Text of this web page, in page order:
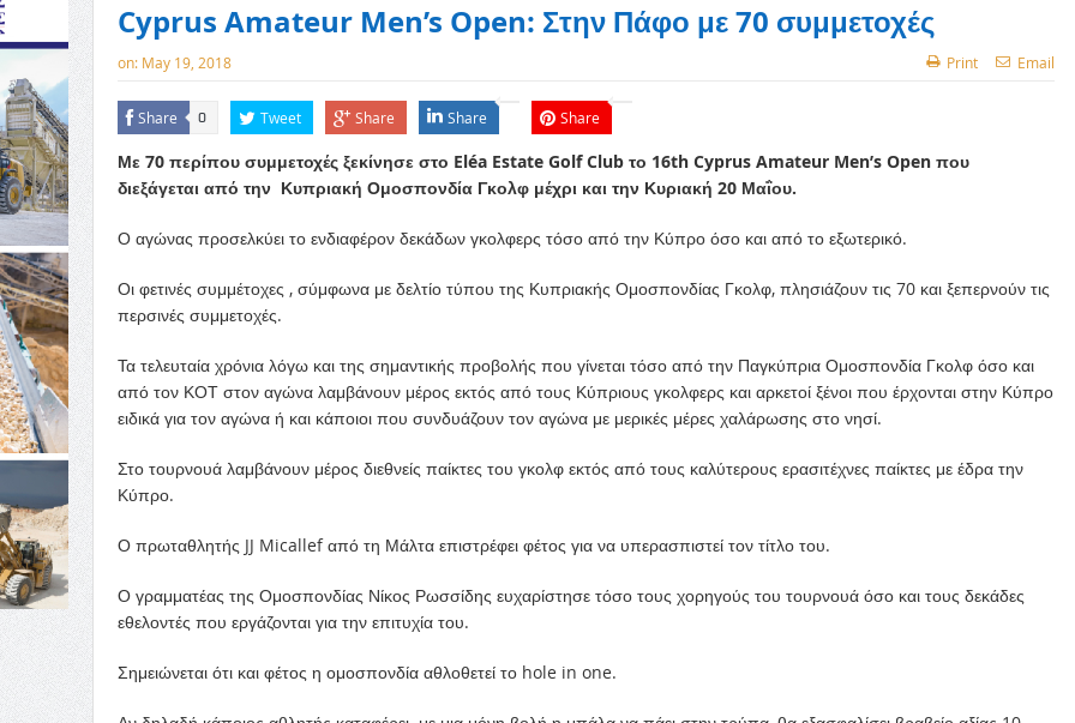
Cyprus Amateur Men’s Open: Στην Πάφο με 70 συμμετοχές
on: May 19, 2018 Print Email
Share 0 Tweet Share Share Share
Με 70 περίπου συμμετοχές ξεκίνησε στο Eléa Estate Golf Club το 16th Cyprus Amateur Men’s Open που
διεξάγεται από την Κυπριακή Ομοσπονδία Γκολφ μέχρι και την Κυριακή 20 Μαΐου.
Ο αγώνας προσελκύει το ενδιαφέρον δεκάδων γκολφερς τόσο από την Κύπρο όσο και από το εξωτερικό.
Οι φετινές συμμέτοχες , σύμφωνα με δελτίο τύπου της Κυπριακής Ομοσπονδίας Γκολφ, πλησιάζουν τις 70 και ξεπερνούν τις
περσινές συμμετοχές.
Τα τελευταία χρόνια λόγω και της σημαντικής προβολής που γίνεται τόσο από την Παγκύπρια Ομοσπονδία Γκολφ όσο και
από τον ΚΟΤ στον αγώνα λαμβάνουν μέρος εκτός από τους Κύπριους γκολφερς και αρκετοί ξένοι που έρχονται στην Κύπρο
ειδικά για τον αγώνα ή και κάποιοι που συνδυάζουν τον αγώνα με μερικές μέρες χαλάρωσης στο νησί.
Στο τουρνουά λαμβάνουν μέρος διεθνείς παίκτες του γκολφ εκτός από τους καλύτερους ερασιτέχνες παίκτες με έδρα την
Κύπρο.
Ο πρωταθλητής JJ Micallef από τη Μάλτα επιστρέφει φέτος για να υπερασπιστεί τον τίτλο του.
Ο γραμματέας της Ομοσπονδίας Νίκος Ρωσσίδης ευχαρίστησε τόσο τους χορηγούς του τουρνουά όσο και τους δεκάδες
εθελοντές που εργάζονται για την επιτυχία του.
Σημειώνεται ότι και φέτος η ομοσπονδία αθλοθετεί το hole in one.